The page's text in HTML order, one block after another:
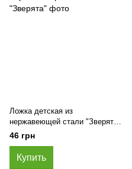
Ложка детская из
нержавеющей стали "Зверята",
Синий
46 грн
Купить